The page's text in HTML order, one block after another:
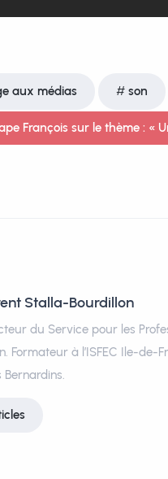
aux médias son
François sur le thème : «
Stalla-Bourdillon
du Service pour les
Formateur à l’ISFEC Ile-de-
Bernardins.